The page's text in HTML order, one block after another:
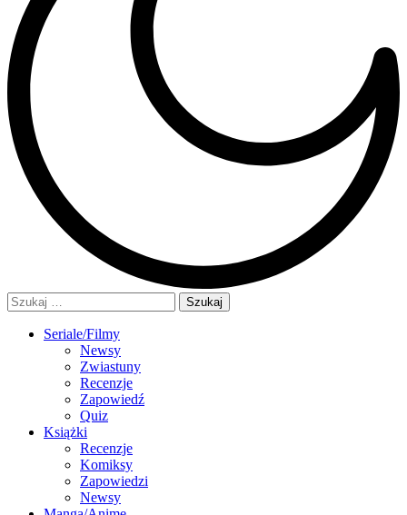
Szukaj:
Seriale/Filmy
Newsy
Zwiastuny
Recenzje
Zapowiedź
Quiz
Książki
Recenzje
Komiksy
Zapowiedzi
Newsy